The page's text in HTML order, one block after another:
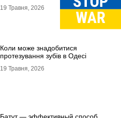
19 Травня, 2026
Коли може знадобитися
протезування зубів в Одесі
19 Травня, 2026